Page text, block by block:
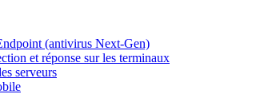
(antivirus Next-Gen)
et réponse sur les terminaux
serveurs